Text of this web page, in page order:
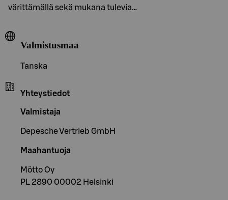
värittämällä sekä mukana tulevia…
Valmistusmaa
Tanska
Yhteystiedot
Valmistaja
Depesche Vertrieb GmbH
Maahantuoja
Mötto Oy
PL 2890 00002 Helsinki